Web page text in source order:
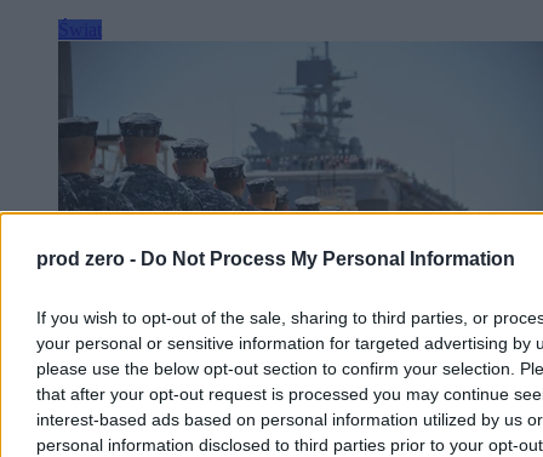
prod zero - Do Not Process My Personal Information
If you wish to opt-out of the sale, sharing to third parties, or
your personal or sensitive information for targeted advertising by
please use the below opt-out section to confirm your selection.
that after your opt-out request is processed you may continue
interest-based ads based on personal information utilized by us or
personal information disclosed to third parties prior to your opt-
Amerykańskie zapasy broni na wyczerpaniu.
„Okno okazji” dla Rosji i Chin